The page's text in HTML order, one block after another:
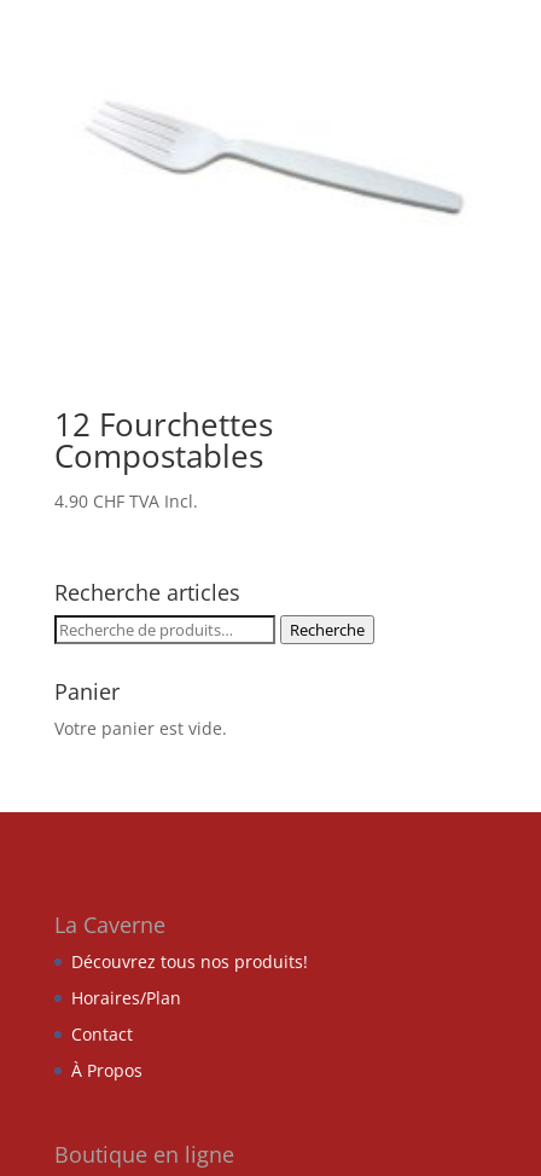
12 Fourchettes
Compostables
4.90 CHF TVA Incl.
Recherche articles
Recherche
Recherche
Panier
Votre panier est vide.
La Caverne
Découvrez tous nos produits!
Horaires/Plan
Contact
À Propos
Boutique en ligne